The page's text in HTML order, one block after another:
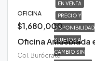
EN VENTA
PRECIO Y
DISPONIBILIDAD
SUJETOS A
CAMBIO SIN
OFICINA
$1,680,000
Col. Burócrata